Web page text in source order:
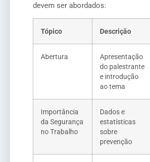
devem ser abordados:
Tópico Descrição
Abertura
Apresentação
do palestrante
e introdução
ao tema
Importância
da Segurança
no Trabalho
Dados e
estatísticas
sobre
prevenção